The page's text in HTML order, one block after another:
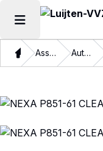
Hoofdmenu openen
ThuisAssortiment Autolakken